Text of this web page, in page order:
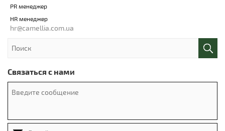
PR менеджер
HR менеджер
hr@camellia.com.ua
Связаться с нами